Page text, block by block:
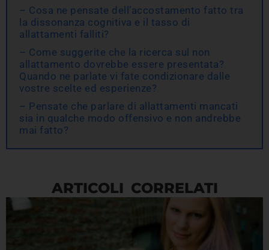
– Cosa ne pensate dell’accostamento fatto tra
la dissonanza cognitiva e il tasso di
allattamenti falliti?
– Come suggerite che la ricerca sul non
allattamento dovrebbe essere presentata?
Quando ne parlate vi fate condizionare dalle
vostre scelte ed esperienze?
– Pensate che parlare di allattamenti mancati
sia in qualche modo offensivo e non andrebbe
mai fatto?
ARTICOLI CORRELATI